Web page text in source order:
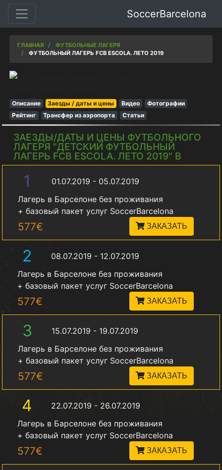
SoccerBarcelona
ГЛАВНАЯ
ФУТБОЛЬНЫЕ ЛАГЕРЯ
ФУТБОЛЬНЫЙ ЛАГЕРЬ FCB ESCOLA. ЛЕТО 2019
Описание Заезды / даты и цены Видео
Фотографии
Рейтинг
Трансфер из аэропорта Статьи
ЗАЕЗДЫ/ДАТЫ И ЦЕНЫ ФУТБОЛЬНОГО
ЛАГЕРЯ "ДЕТСКИЙ ФУТБОЛЬНЫЙ
ЛАГЕРЬ FCB ESCOLA. ЛЕТО 2019" В
1
01.07.2019 - 05.07.2019
Лагерь в Барселоне без проживания
+ базовый пакет услуг SoccerBarcelona
577€ ЗАКАЗАТЬ
2
08.07.2019 - 12.07.2019
Лагерь в Барселоне без проживания
+ базовый пакет услуг SoccerBarcelona
577€ ЗАКАЗАТЬ
3
15.07.2019 - 19.07.2019
Лагерь в Барселоне без проживания
+ базовый пакет услуг SoccerBarcelona
577€ ЗАКАЗАТЬ
4
22.07.2019 - 26.07.2019
Лагерь в Барселоне без проживания
+ базовый пакет услуг SoccerBarcelona
577€ ЗАКАЗАТЬ